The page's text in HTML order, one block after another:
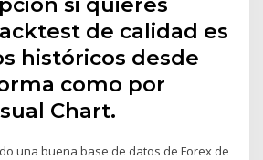
de calidad es
históricos desde
como por
Chart.
una buena base de datos de Forex de